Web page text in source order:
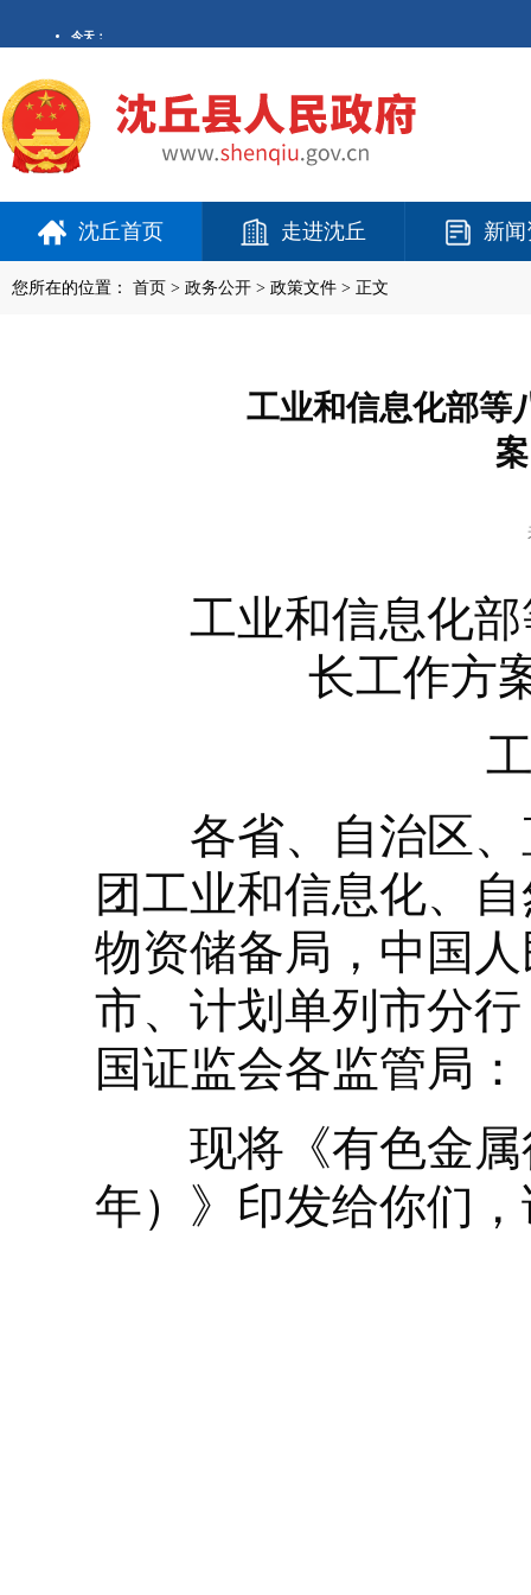
沈丘首页 走进沈丘 新
您所在的位置： 首页 > 政务公开 > 政策文件 > 正文
工业和信息化部等
工业和信息化部
长工作方
工
各省、自治区、
团工业和信息化、
物资储备局，中国
市、计划单列市分
国证监会各监管局：
现将《有色金属
年）》印发给你们